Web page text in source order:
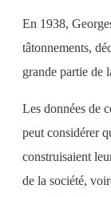
En 1938,
tâtonnements,
grande partie de
Les données de
peut considérer
construisaient
de la société,